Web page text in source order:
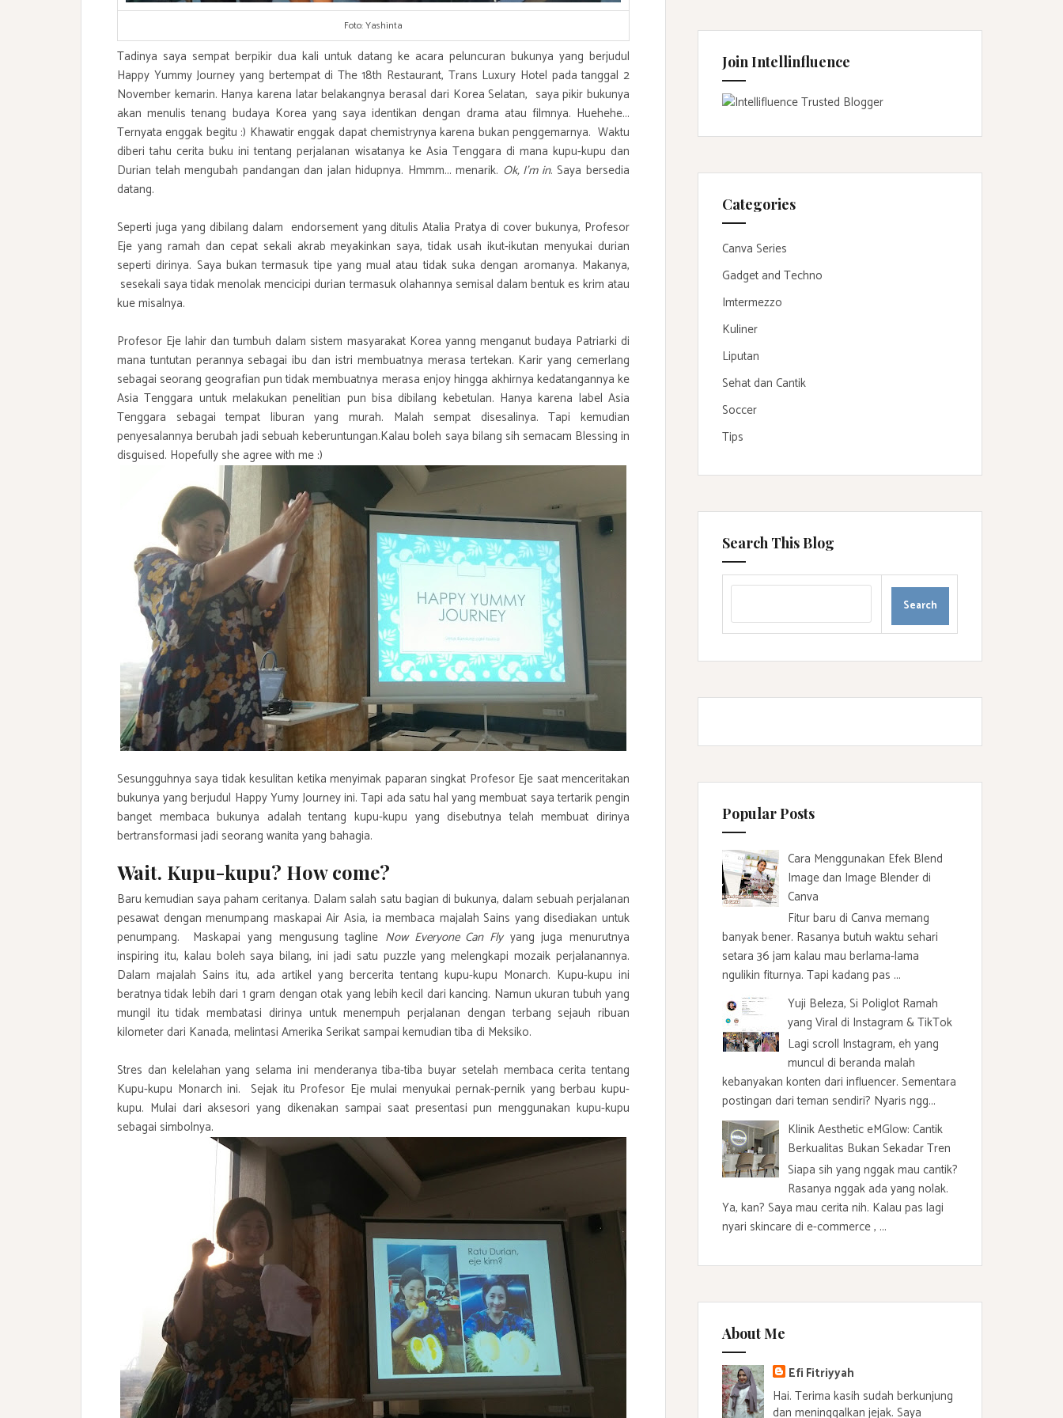
Foto: Yashinta
Tadinya saya sempat berpikir dua kali untuk datang ke acara peluncuran bukunya yang berjudul
Happy Yummy Journey yang bertempat di The 18th Restaurant, Trans Luxury Hotel pada tanggal 2
November kemarin. Hanya karena latar belakangnya berasal dari Korea Selatan, saya pikir bukunya
akan menulis tenang budaya Korea yang saya identikan dengan drama atau filmnya. Huehehe...
Ternyata enggak begitu :) Khawatir enggak dapat chemistrynya karena bukan penggemarnya. Waktu
diberi tahu cerita buku ini tentang perjalanan wisatanya ke Asia Tenggara di mana kupu-kupu dan
Durian telah mengubah pandangan dan jalan hidupnya. Hmmm... menarik. Ok, I'm in. Saya bersedia
datang.
Seperti juga yang dibilang dalam endorsement yang ditulis Atalia Pratya di cover bukunya, Profesor
Eje yang ramah dan cepat sekali akrab meyakinkan saya, tidak usah ikut-ikutan menyukai durian
seperti dirinya. Saya bukan termasuk tipe yang mual atau tidak suka dengan aromanya. Makanya,
sesekali saya tidak menolak mencicipi durian termasuk olahannya semisal dalam bentuk es krim atau
kue misalnya.
Profesor Eje lahir dan tumbuh dalam sistem masyarakat Korea yanng menganut budaya Patriarki di
mana tuntutan perannya sebagai ibu dan istri membuatnya merasa tertekan. Karir yang cemerlang
sebagai seorang geografian pun tidak membuatnya merasa enjoy hingga akhirnya kedatangannya ke
Asia Tenggara untuk melakukan penelitian pun bisa dibilang kebetulan. Hanya karena label Asia
Tenggara sebagai tempat liburan yang murah. Malah sempat disesalinya. Tapi kemudian
penyesalannya berubah jadi sebuah keberuntungan.Kalau boleh saya bilang sih semacam Blessing in
disguised. Hopefully she agree with me :)
Sesungguhnya saya tidak kesulitan ketika menyimak paparan singkat Profesor Eje saat menceritakan
bukunya yang berjudul Happy Yumy Journey ini. Tapi ada satu hal yang membuat saya tertarik pengin
banget membaca bukunya adalah tentang kupu-kupu yang disebutnya telah membuat dirinya
bertransformasi jadi seorang wanita yang bahagia.
Wait. Kupu-kupu? How come?
Baru kemudian saya paham ceritanya. Dalam salah satu bagian di bukunya, dalam sebuah perjalanan
pesawat dengan menumpang maskapai Air Asia, ia membaca majalah Sains yang disediakan untuk
penumpang. Maskapai yang mengusung tagline Now Everyone Can Flyyang juga menurutnya
inspiring itu, kalau boleh saya bilang, ini jadi satu puzzle yang melengkapi mozaik perjalanannya.
Dalam majalah Sains itu, ada artikel yang bercerita tentang kupu-kupu Monarch. Kupu-kupu ini
beratnya tidak lebih dari 1 gram dengan otak yang lebih kecil dari kancing. Namun ukuran tubuh yang
mungil itu tidak membatasi dirinya untuk menempuh perjalanan dengan terbang sejauh ribuan
kilometer dari Kanada, melintasi Amerika Serikat sampai kemudian tiba di Meksiko.
Stres dan kelelahan yang selama ini menderanya tiba-tiba buyar setelah membaca cerita tentang
Kupu-kupu Monarch ini. Sejak itu Profesor Eje mulai menyukai pernak-pernik yang berbau kupu-
kupu. Mulai dari aksesori yang dikenakan sampai saat presentasi pun menggunakan kupu-kupu
sebagai simbolnya.
Join Intellinfluence
Categories
Canva Series
Gadget and Techno
Imtermezzo
Kuliner
Liputan
Sehat dan Cantik
Soccer
Tips
Search This Blog
Popular Posts
Cara Menggunakan Efek Blend
Image dan Image Blender di
Canva
Fitur baru di Canva memang
banyak bener. Rasanya butuh waktu sehari
setara 36 jam kalau mau berlama-lama
ngulikin fiturnya. Tapi kadang pas ...
Yuji Beleza, Si Poliglot Ramah
yang Viral di Instagram & TikTok
Lagi scroll Instagram, eh yang
muncul di beranda malah
kebanyakan konten dari influencer. Sementara
postingan dari teman sendiri? Nyaris ngg...
Klinik Aesthetic eMGlow: Cantik
Berkualitas Bukan Sekadar Tren
Siapa sih yang nggak mau cantik?
Rasanya nggak ada yang nolak.
Ya, kan? Saya mau cerita nih. Kalau pas lagi
nyari skincare di e-commerce , ...
About Me
Efi Fitriyyah
Hai. Terima kasih sudah berkunjung
dan meninggalkan jejak. Saya